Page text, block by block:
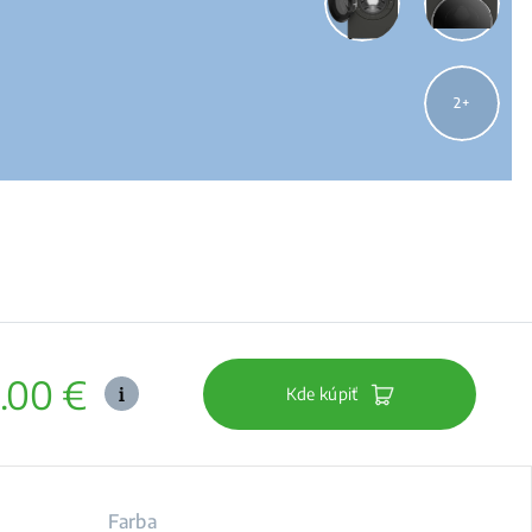
2
€ Kde kúpiť
Farba